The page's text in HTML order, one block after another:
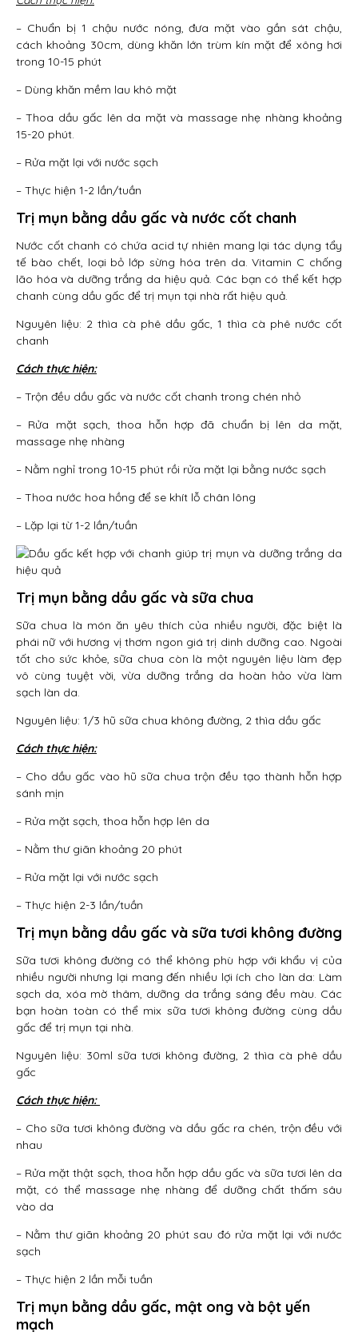
– Chuẩn bị 1 chậu nước nóng, đưa mặt vào gần sát chậu,
cách khoảng 30cm, dùng khăn lớn trùm kín mặt để xông hơi
trong 10-15 phút
– Dùng khăn mềm lau khô mặt
– Thoa dầu gấc lên da mặt và massage nhẹ nhàng khoảng
15-20 phút.
– Rửa mặt lại với nước sạch
– Thực hiện 1-2 lần/tuần
Trị mụn bằng dầu gấc và nước cốt chanh
Nước cốt chanh có chứa acid tự nhiên mang lại tác dụng tẩy
tế bào chết, loại bỏ lớp sừng hóa trên da. Vitamin C chống
lão hóa và dưỡng trắng da hiệu quả. Các bạn có thể kết hợp
chanh cùng dầu gấc để trị mụn tại nhà rất hiệu quả.
Nguyên liệu: 2 thìa cà phê dầu gấc, 1 thìa cà phê nước cốt
chanh
Cách thực hiện:
– Trộn đều dầu gấc và nước cốt chanh trong chén nhỏ
– Rửa mặt sạch, thoa hỗn hợp đã chuẩn bị lên da mặt,
massage nhẹ nhàng
– Nằm nghỉ trong 10-15 phút rồi rửa mặt lại bằng nước sạch
– Thoa nước hoa hồng để se khít lỗ chân lông
– Lặp lại từ 1-2 lần/tuần
Trị mụn bằng dầu gấc và sữa chua
Sữa chua là món ăn yêu thích của nhiều người, đặc biệt là
phái nữ với hương vị thơm ngon giá trị dinh dưỡng cao. Ngoài
tốt cho sức khỏe, sữa chua còn là một nguyên liệu làm đẹp
vô cùng tuyệt vời, vừa dưỡng trắng da hoàn hảo vừa làm
sạch làn da.
Nguyên liệu: 1/3 hũ sữa chua không đường, 2 thìa dầu gấc
Cách thực hiện:
– Cho dầu gấc vào hũ sữa chua trộn đều tạo thành hỗn hợp
sánh mịn
– Rửa mặt sạch, thoa hỗn hợp lên da
– Nằm thư giãn khoảng 20 phút
– Rửa mặt lại với nước sạch
– Thực hiện 2-3 lần/tuần
Trị mụn bằng dầu gấc và sữa tươi không đường
Sữa tươi không đường có thể không phù hợp với khẩu vị của
nhiều người nhưng lại mang đến nhiều lợi ích cho làn da: Làm
sạch da, xóa mờ thâm, dưỡng da trắng sáng đều màu. Các
bạn hoàn toàn có thể mix sữa tươi không đường cùng dầu
gấc để trị mụn tại nhà.
Nguyên liệu: 30ml sữa tươi không đường, 2 thìa cà phê dầu
gấc
Cách thực hiện:
– Cho sữa tươi không đường và dầu gấc ra chén, trộn đều với
nhau
– Rửa mặt thật sạch, thoa hỗn hợp dầu gấc và sữa tươi lên da
mặt, có thể massage nhẹ nhàng để dưỡng chất thấm sâu
vào da
– Nằm thư giãn khoảng 20 phút sau đó rửa mặt lại với nước
sạch
– Thực hiện 2 lần mỗi tuần
Trị mụn bằng dầu gấc, mật ong và bột yến
mạch